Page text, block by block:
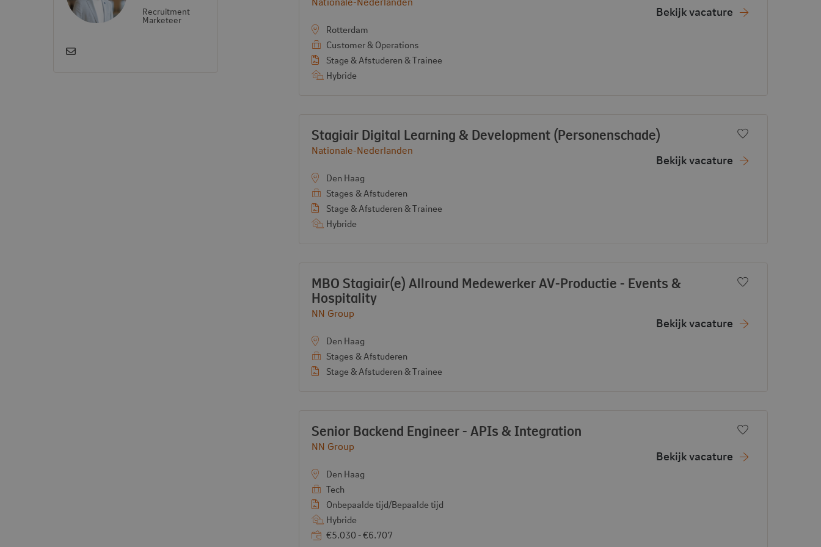
Recruitment
Marketeer
Rotterdam
Customer & Operations
Stage & Afstuderen & Trainee
Hybride
Bekijk vacature
Vacature:
Stagiair Digital Learning & Development (Personenschade) - View vacancyVoeg toe aan
Bekijk bedrijf:
Nationale-Nederlanden
Den Haag
Stages & Afstuderen
Stage & Afstuderen & Trainee
Hybride
Bekijk vacature
Vacature:
MBO Stagiair(e) Allround Medewerker AV-Productie - Events &
Hospitality- View vacancy
Voeg toe aan
Bekijk bedrijf:
NN Group
Den Haag
Stages & Afstuderen
Stage & Afstuderen & Trainee
Bekijk vacature
Vacature:
Senior Backend Engineer - APIs & Integration Voeg toe aan
Bekijk bedrijf:
NN Group
Den Haag
Tech
Onbepaalde tijd/Bepaalde tijd
Hybride
€5.030 - €6.707
Bekijk vacature